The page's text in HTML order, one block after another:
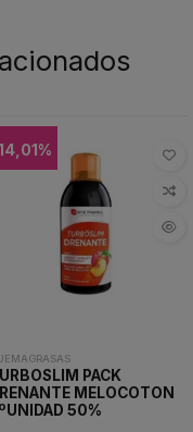
PACK
MELOCOTON
50%